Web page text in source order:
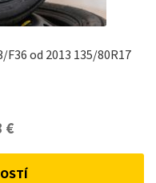
F36 od 2013 135/80R17
€Current